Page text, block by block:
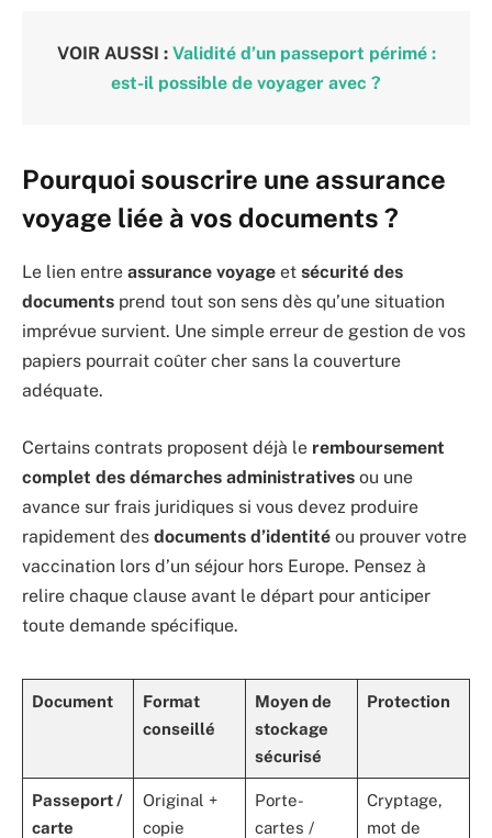
VOIR AUSSI : Validité d’un passeport périmé :
est-il possible de voyager avec ?
Pourquoi souscrire une assurance
voyage liée à vos documents ?
Le lien entre assurance voyage et sécurité des
documents prend tout son sens dès qu’une situation
imprévue survient. Une simple erreur de gestion de vos
papiers pourrait coûter cher sans la couverture
adéquate.
Certains contrats proposent déjà le remboursement
complet des démarches administratives ou une
avance sur frais juridiques si vous devez produire
rapidement des documents d’identité ou prouver votre
vaccination lors d’un séjour hors Europe. Pensez à
relire chaque clause avant le départ pour anticiper
toute demande spécifique.
Document
Format
conseillé
Moyen de
stockage
sécurisé
Protection
Passeport /
carte
Original +
copie
Porte-
cartes /
Cryptage,
mot de